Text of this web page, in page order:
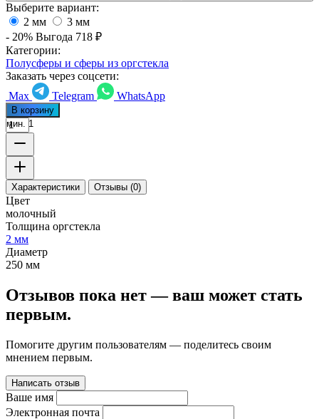
Выберите вариант:
2 мм
3 мм
- 20% Выгода 718 ₽
Категории:
Полусферы и сферы из оргстекла
Заказать через соцсети:
Max
Telegram WhatsApp
В корзину
мин. 1
Характеристики Отзывы (0)
Цвет
молочный
Толщина оргстекла
2 мм
Диаметр
250 мм
Отзывов пока нет — ваш может стать
первым.
Помогите другим пользователям — поделитесь своим
мнением первым.
Написать отзыв
Ваше имя
Электронная почта